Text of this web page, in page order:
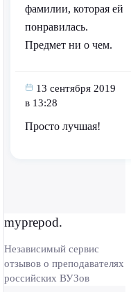
фамилии, которая ей
понравилась.
Предмет ни о чем.
13 сентября 2019
в 13:28
Просто лучшая!
myprepod.
Независимый сервис
отзывов о преподавателях
российских ВУЗов